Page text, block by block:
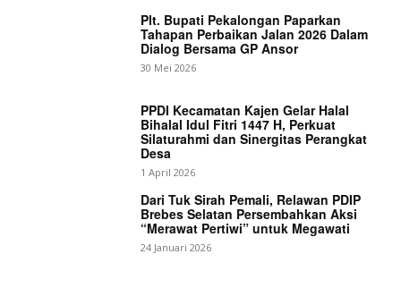
Plt. Bupati Pekalongan Paparkan
Tahapan Perbaikan Jalan 2026 Dalam
Dialog Bersama GP Ansor
30 Mei 2026
PPDI Kecamatan Kajen Gelar Halal
Bihalal Idul Fitri 1447 H, Perkuat
Silaturahmi dan Sinergitas Perangkat
Desa
1 April 2026
Dari Tuk Sirah Pemali, Relawan PDIP
Brebes Selatan Persembahkan Aksi
“Merawat Pertiwi” untuk Megawati
24 Januari 2026